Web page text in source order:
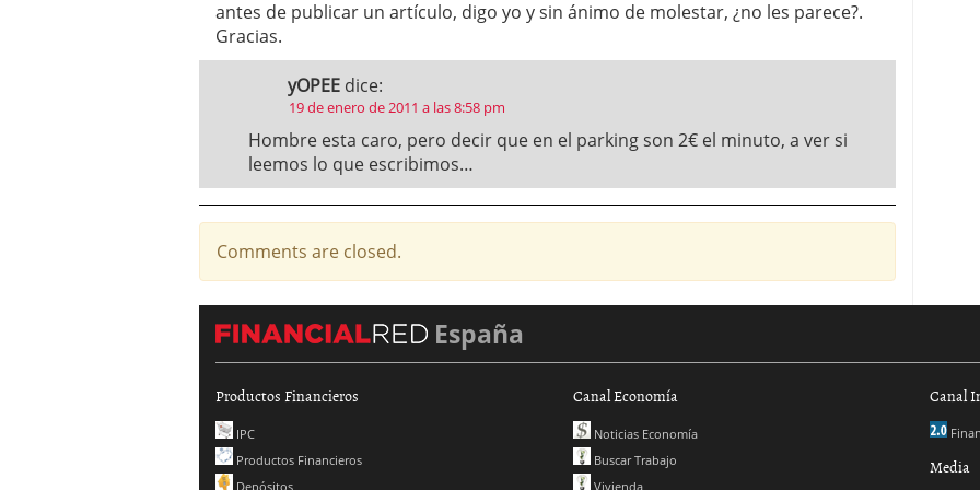
antes de publicar un artículo, digo yo y sin ánimo de molestar, ¿no les parece?.
Gracias.
yOPEE dice:
19 de enero de 2011 a las 8:58 pm
Hombre esta caro, pero decir que en el parking son 2€ el minuto, a ver si
leemos lo que escribimos…
Comments are closed.
España
Productos Financieros
IPC
Productos Financieros
Depósitos
Canal Economía
Noticias Economía
Buscar Trabajo
Vivienda
Canal
Media